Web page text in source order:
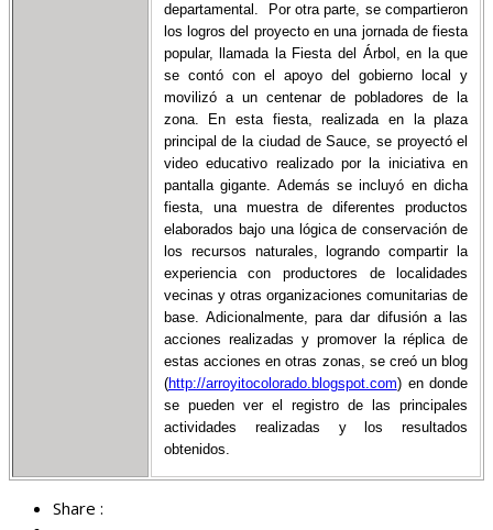
departamental. Por otra parte, se compartieron
los logros del proyecto en una jornada de fiesta
popular, llamada la Fiesta del Árbol, en la que
se contó con el apoyo del gobierno local y
movilizó a un centenar de pobladores de la
zona. En esta fiesta, realizada en la plaza
principal de la ciudad de Sauce, se proyectó el
video educativo realizado por la iniciativa en
pantalla gigante. Además se incluyó en dicha
fiesta, una muestra de diferentes productos
elaborados bajo una lógica de conservación de
los recursos naturales, logrando compartir la
experiencia con productores de localidades
vecinas y otras organizaciones comunitarias de
base. Adicionalmente, para dar difusión a las
acciones realizadas y promover la réplica de
estas acciones en otras zonas, se creó un blog
(http://arroyitocolorado.blogspot.com) en donde
se pueden ver el registro de las principales
actividades realizadas y los resultados
obtenidos.
Share :